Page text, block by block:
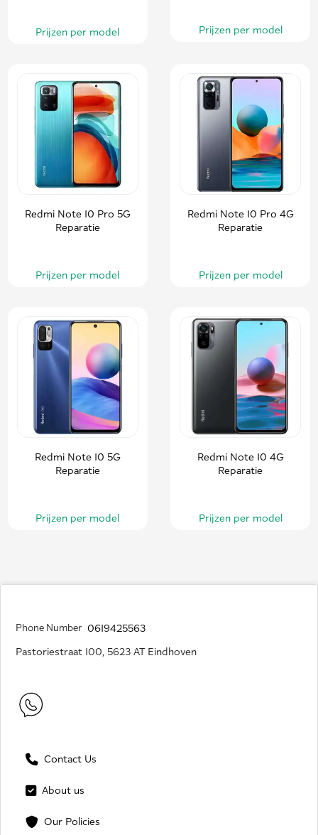
Prijzen per model Prijzen per model
Redmi Note 10 Pro 5G
Reparatie
Prijzen per model
Redmi Note 10 Pro 4G
Reparatie
Prijzen per model
Redmi Note 10 5G
Reparatie
Prijzen per model
Redmi Note 10 4G
Reparatie
Prijzen per model
Phone Number 0619425563
Pastoriestraat 100, 5623 AT Eindhoven
Contact Us
About us
Our Policies